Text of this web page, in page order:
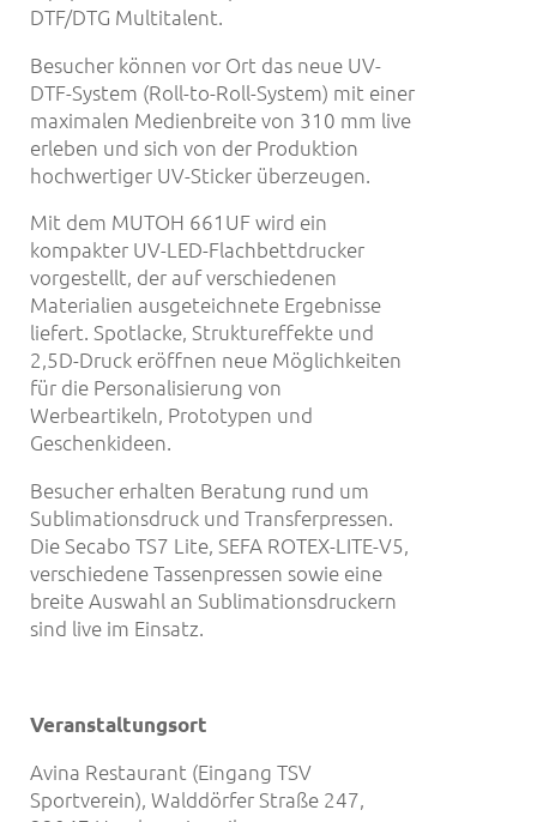
DTF/DTG Multitalent.
Besucher können vor Ort das neue UV-
DTF-System (Roll-to-Roll-System) mit einer
maximalen Medienbreite von 310 mm live
erleben und sich von der Produktion
hochwertiger UV-Sticker überzeugen.
Mit dem MUTOH 661UF wird ein
kompakter UV-LED-Flachbettdrucker
vorgestellt, der auf verschiedenen
Materialien ausgeteichnete Ergebnisse
liefert. Spotlacke, Struktureffekte und
2,5D-Druck eröffnen neue Möglichkeiten
für die Personalisierung von
Werbeartikeln, Prototypen und
Geschenkideen.
Besucher erhalten Beratung rund um
Sublimationsdruck und Transferpressen.
Die Secabo TS7 Lite, SEFA ROTEX-LITE-V5,
verschiedene Tassenpressen sowie eine
breite Auswahl an Sublimationsdruckern
sind live im Einsatz.
Veranstaltungsort
Avina Restaurant (Eingang TSV
Sportverein), Walddörfer Straße 247,